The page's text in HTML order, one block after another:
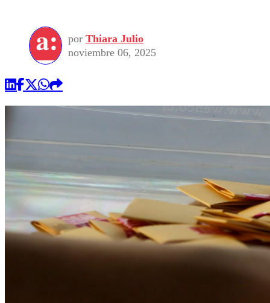
por Thiara Julio
noviembre 06, 2025